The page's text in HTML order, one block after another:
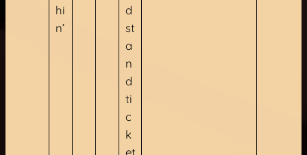
hi
n’
d
st
a
n
d
ti
c
k
et